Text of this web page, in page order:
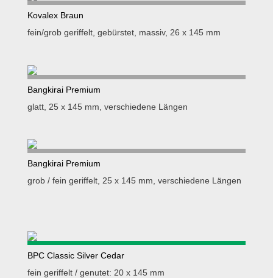
Kovalex Braun
fein/grob geriffelt, gebürstet, massiv, 26 x 145 mm
Bangkirai Premium
glatt, 25 x 145 mm, verschiedene Längen
Bangkirai Premium
grob / fein geriffelt, 25 x 145 mm, verschiedene Längen
BPC Classic Silver Cedar
fein geriffelt / genutet: 20 x 145 mm